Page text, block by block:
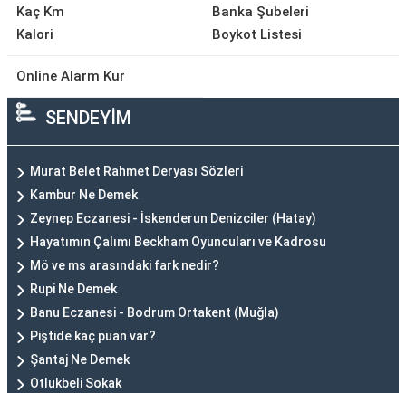
Kaç Km
Kalori
Banka Şubeleri
Boykot Listesi
Online Alarm Kur
SENDEYİM
Murat Belet Rahmet Deryası Sözleri
Kambur Ne Demek
Zeynep Eczanesi - İskenderun Denizciler (Hatay)
Hayatımın Çalımı Beckham Oyuncuları ve Kadrosu
Mö ve ms arasındaki fark nedir?
Rupi Ne Demek
Banu Eczanesi - Bodrum Ortakent (Muğla)
Piştide kaç puan var?
Şantaj Ne Demek
Otlukbeli Sokak